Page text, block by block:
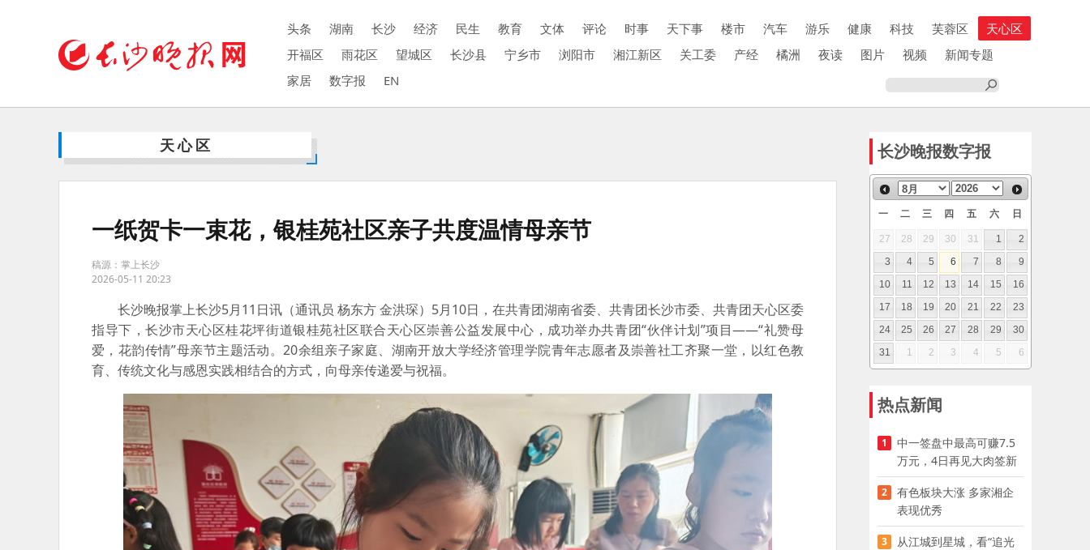
头条 湖南 长沙 经济 民生 教育 文体 评论 时事 天下事 楼市 汽车 游乐 健康 科技 芙蓉区
天心区
开福区
雨花区 望城区 长沙县 宁乡市 浏阳市 湘江新区 关工委 产经 橘洲 夜读 图片 视频
新闻专题
家居
数字报 EN
天心区
一纸贺卡一束花，银桂苑社区亲子共度温情母亲节
稿源：掌上长沙
2026-05-11 20:23
长沙晚报掌上长沙5月11日讯（通讯员 杨东方 金洪琛）5月10日，在共青团湖南省委、共青团长沙市委、共青团天心区委
指导下，长沙市天心区桂花坪街道银桂苑社区联合天心区崇善公益发展中心，成功举办共青团“伙伴计划”项目——“礼赞母
爱，花韵传情”母亲节主题活动。20余组亲子家庭、湖南开放大学经济管理学院青年志愿者及崇善社工齐聚一堂，以红色教
育、传统文化与感恩实践相结合的方式，向母亲传递爱与祝福。
长沙晚报数字报
一 二 三 四 五 六 日
27 28 29 30 31 1
2
3
4 5 6 7 8
9
10
11 12 13 14 15
16
17
18 19 20 21 22
23
24
25 26 27 28 29
30
31
1 2 3 4 5 6
热点新闻
1
中一签盘中最高可赚7.5
万元，4日再见大肉签新
股
2
有色板块大涨 多家湘企
表现优秀
3
从江城到星城，看“追光